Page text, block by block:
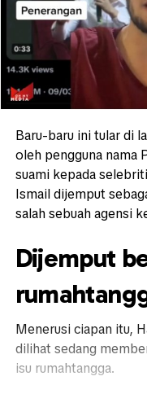
Baru-baru ini tular di
oleh pengguna nama
suami kepada
Ismail dijemput
salah sebuah agensi
Dijemput
Menerusi ciapan itu,
dilihat sedang
isu rumahtangga.